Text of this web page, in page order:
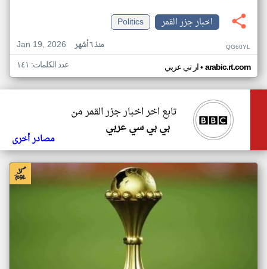
اخبار جزر القمر
Politics
Jan 19, 2026
منذ ٦ أشهر QG60YL
ار تي عربي• arabic.rt.com عدد الكلمات: ١٤١
تابع اخر اخبار جزر القمر من
بي بي سي عربي
مصادر أخرى